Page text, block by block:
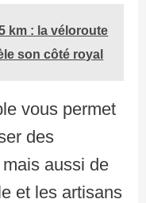
km : la véloroute
son côté royal
vous permet
des
aussi de
et les artisans